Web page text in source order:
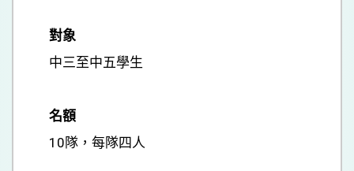
對象
中三至中五學生
名額
10隊，每隊四人